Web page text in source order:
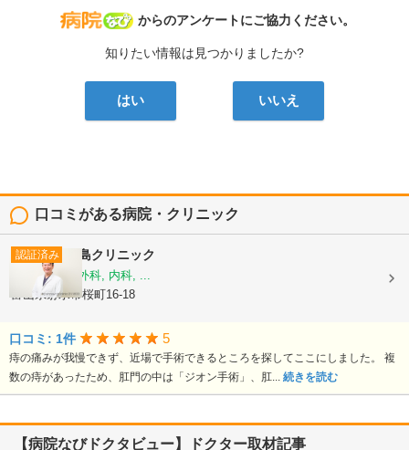
病院なび
からのアンケートにご協力ください。
知りたい情報は見つかりましたか?
はい いいえ
口コミがある病院・クリニック
認証済み 尾島クリニック
消化器内科, 外科, 内科, ...
富山県射水市桜町16-18
口コミ: 1件 5
痔の痛みが我慢できず、近場で手術できるところを探してここにしました。 複
数の痔があったため、肛門の中は「ジオン手術」、肛... 続きを読む
【病院なびドクタビュー】ドクター取材記事